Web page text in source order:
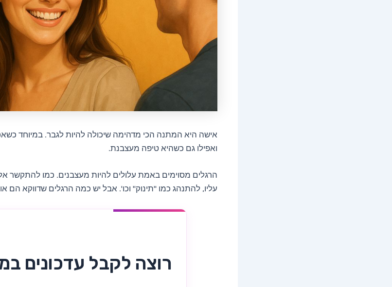
אישה היא המתנה הכי מדהימה שיכולה להיות לגבר. במיוחד
ואפילו גם כשהיא טיפה מעצבנת.
עליו, להתנהג כמו "תינוק" וכו'. אבל יש כמה הרגלים שדווקא הם
רוצה לקבל עדכונים